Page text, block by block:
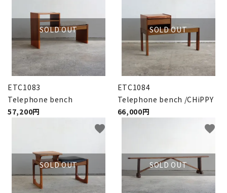
SOLD OUT
ETC1083
Telephone bench
57,200円
SOLD OUT
ETC1084
Telephone bench /CHiPPY
66,000円
SOLD OUT
favorite
SOLD OUT
favorite